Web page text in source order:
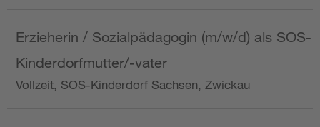
Erzieherin / Sozialpädagogin (m/w/d) als SOS-
Kinderdorfmutter/-vater
Vollzeit, SOS-Kinderdorf Sachsen, Zwickau